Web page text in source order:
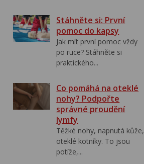
Stáhněte si: První
pomoc do kapsy
Jak mít první pomoc vždy
po ruce? Stáhněte si
praktického...
Co pomáhá na oteklé
nohy? Podpořte
správné proudění
lymfy
Těžké nohy, napnutá kůže,
oteklé kotníky. To jsou
potíže,...